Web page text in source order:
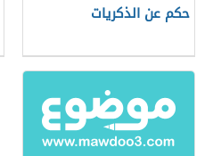
حكم عن الذكريات